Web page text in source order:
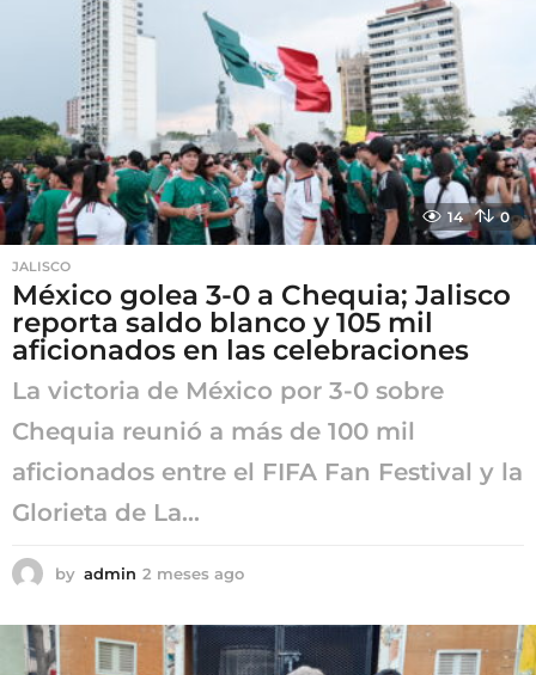
g
o
14 0
JALISCO
México golea 3-0 a Chequia; Jalisco
reporta saldo blanco y 105 mil
aficionados en las celebraciones
La victoria de México por 3-0 sobre
Chequia reunió a más de 100 mil
aficionados entre el FIFA Fan Festival y la
Glorieta de La...
by admin 2 meses ago
s
e